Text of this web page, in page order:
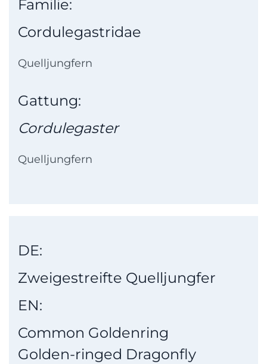
Familie:
Cordulegastridae
Quelljungfern
Gattung:
Cordulegaster
Quelljungfern
DE:
Zweigestreifte Quelljungfer
EN:
Common Goldenring
Golden-ringed Dragonfly